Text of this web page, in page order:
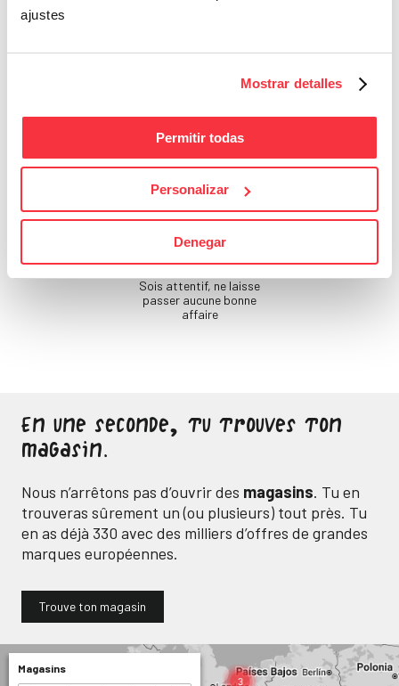
ajustes
Mostrar detalles
Permitir todas
Personalizar
Denegar
Si tu ne prends pas soin
Bons Plans
Sois attentif, ne laisse
passer aucune bonne
affaire
En une seconde, tu trouves ton
magasin.
Nous n’arrêtons pas d’ouvrir des magasins. Tu en
trouveras sûrement un (ou plusieurs) tout près. Tu
en as déjà 330 avec des milliers d’offres de grandes
marques européennes.
Trouve ton magasin
Magasins